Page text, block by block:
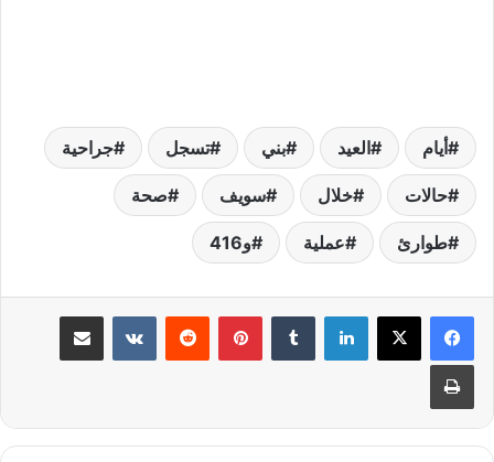
أيام العيد بني تسجل جراحية
حالات خلال سويف صحة
طوارئ عملية و416
لينكدإن بينتيريست مشاركة عبر البريد
طباعة